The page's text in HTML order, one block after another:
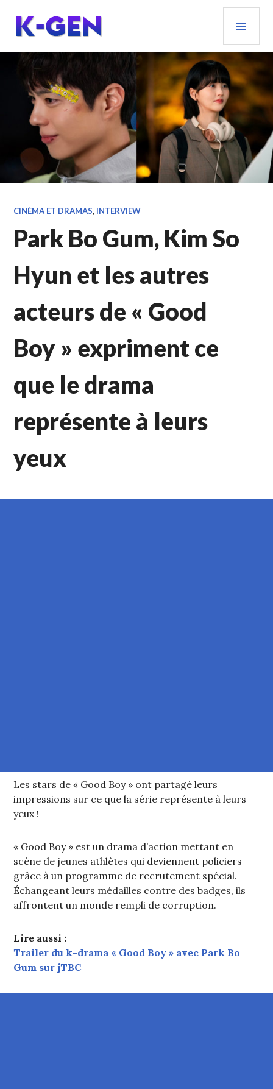
contenu
principal
K-GEN
CINÉMA ET DRAMAS, INTERVIEW
Park Bo Gum, Kim So
Hyun et les autres
acteurs de « Good
Boy » expriment ce
que le drama
représente à leurs
yeux
Les stars de « Good Boy » ont partagé leurs
impressions sur ce que la série représente à leurs
yeux !
« Good Boy » est un drama d’action mettant en
scène de jeunes athlètes qui deviennent policiers
grâce à un programme de recrutement spécial.
Échangeant leurs médailles contre des badges, ils
affrontent un monde rempli de corruption.
Lire aussi :
Trailer du k-drama « Good Boy » avec Park Bo
Gum sur jTBC